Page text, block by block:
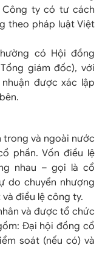
Công ty có tư cách
theo pháp luật Việt
có Hội đồng
giám đốc), với
được xác lập
trong và ngoài nước
phần. Vốn điều lệ
nhau – gọi là cổ
do chuyển nhượng
điều lệ công ty.
và được tổ chức
Đại hội đồng cổ
soát (nếu có) và